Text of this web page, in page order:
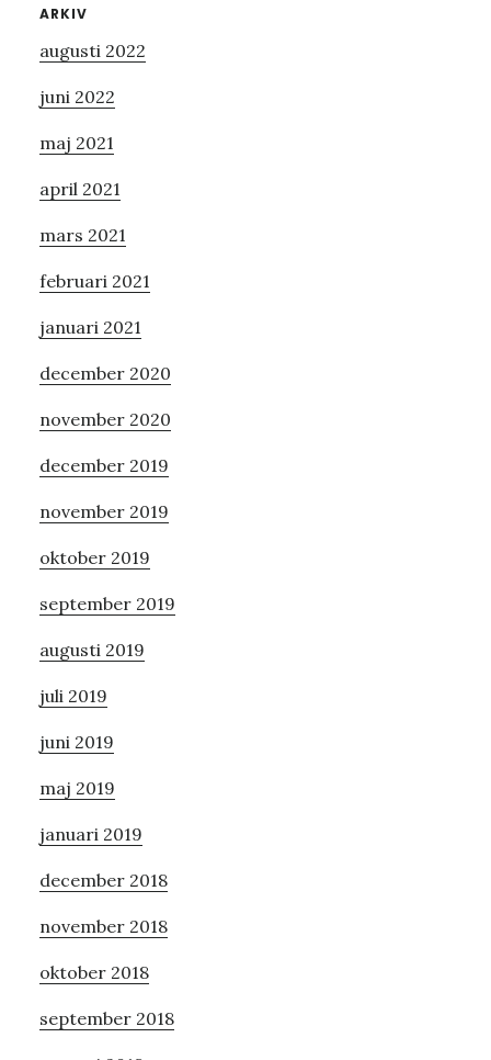
Primärt
sidofält
ARKIV
augusti 2022
juni 2022
maj 2021
april 2021
mars 2021
februari 2021
januari 2021
december 2020
november 2020
december 2019
november 2019
oktober 2019
september 2019
augusti 2019
juli 2019
juni 2019
maj 2019
januari 2019
december 2018
november 2018
oktober 2018
september 2018